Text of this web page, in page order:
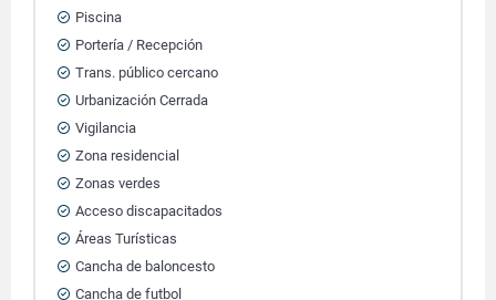
Piscina
Portería / Recepción
Trans. público cercano
Urbanización Cerrada
Vigilancia
Zona residencial
Zonas verdes
Acceso discapacitados
Áreas Turísticas
Cancha de baloncesto
Cancha de futbol